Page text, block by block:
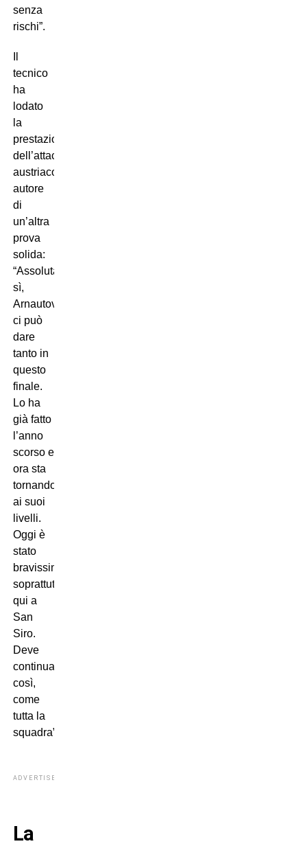
senza
rischi”.
tecnico
ha
lodato
la
prestazione
dell’attaccante
austriaco,
autore
di
un’altra
prova
solida:
“Assolutamente
sì,
Arnautovic
ci può
dare
tanto in
questo
finale.
Lo ha
già fatto
l’anno
scorso e
ora sta
tornando
ai suoi
livelli.
Oggi è
stato
bravissimo,
soprattutto
qui a
San
Siro.
Deve
continuare
così,
come
tutta la
squadra”.
ADVERTISEMENT
La